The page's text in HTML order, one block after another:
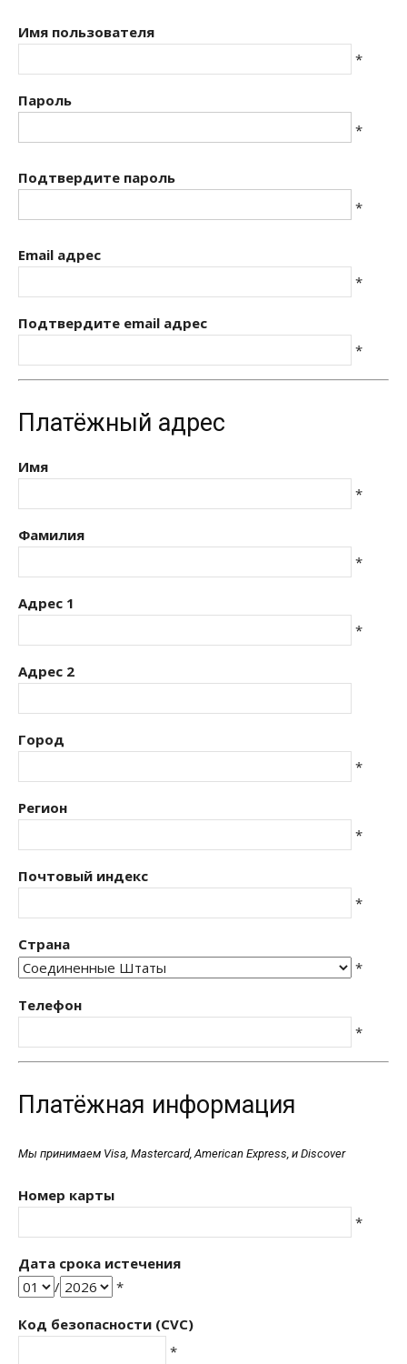
Имя пользователя
*
Пароль
*
Подтвердите пароль
*
Email адрес
*
Подтвердите email адрес
*
Платёжный адрес
Имя
*
Фамилия
*
Адрес 1
*
Адрес 2
Город
*
Регион
*
Почтовый индекс
*
Страна
*
Телефон
*
Платёжная информация
Мы принимаем Visa, Mastercard, American Express, и Discover
Номер карты
*
Дата срока истечения
/
*
Код безопасности (CVC)
*